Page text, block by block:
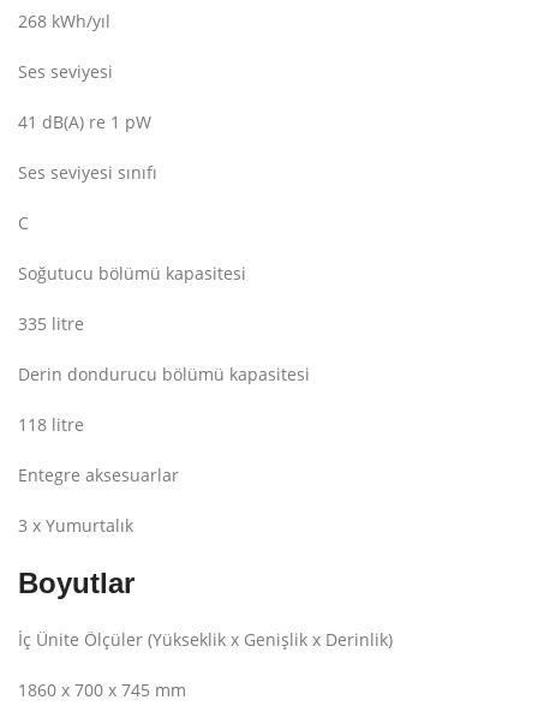
268 kWh/yıl
Ses seviyesi
41 dB(A) re 1 pW
Ses seviyesi sınıfı
C
Soğutucu bölümü kapasitesi
335 litre
Derin dondurucu bölümü kapasitesi
118 litre
Entegre aksesuarlar
3 x Yumurtalık
Boyutlar
İç Ünite Ölçüler (Yükseklik x Genişlik x Derinlik)
1860 x 700 x 745 mm